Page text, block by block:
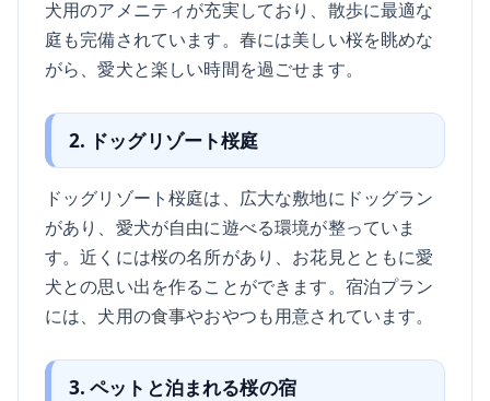
犬用のアメニティが充実しており、散歩に最適な
庭も完備されています。春には美しい桜を眺めな
がら、愛犬と楽しい時間を過ごせます。
2. ドッグリゾート桜庭
ドッグリゾート桜庭は、広大な敷地にドッグラン
があり、愛犬が自由に遊べる環境が整っていま
す。近くには桜の名所があり、お花見とともに愛
犬との思い出を作ることができます。宿泊プラン
には、犬用の食事やおやつも用意されています。
3. ペットと泊まれる桜の宿